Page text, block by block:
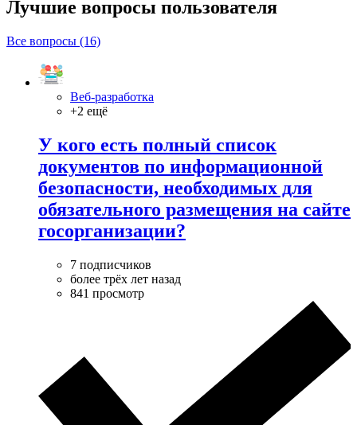
Лучшие вопросы пользователя
Все вопросы (16)
Веб-разработка
+2 ещё
У кого есть полный список
документов по информационной
безопасности, необходимых для
обязательного размещения на сайте
госорганизации?
7 подписчиков
более трёх лет назад
841 просмотр